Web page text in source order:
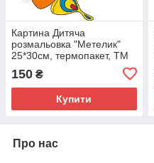
Картина Дитяча
розмальовка "Метелик"
25*30см, термопакет, ТМ
150 ₴
Купити
Про нас